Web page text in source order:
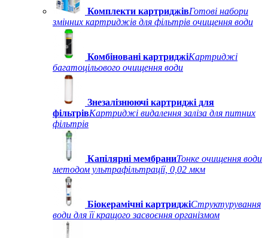
Комплекти картриджівГотові набори
змінних картриджів для фільтрів очищення води
Комбіновані картриджіКартриджі
багатоцільового очищення води
Знезалізнюючі картриджі для
фільтрівКартриджі видалення заліза для питних
фільтрів
Капілярні мембраниТонке очищення води
методом ультрафільтрації, 0,02 мкм
Біокерамічні картриджіСтруктурування
води для її кращого засвоєння організмом